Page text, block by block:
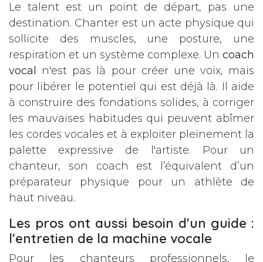
Le talent est un point de départ, pas une
destination. Chanter est un acte physique qui
sollicite des muscles, une posture, une
respiration et un système complexe. Un coach
vocal
n'est pas là pour créer une voix, mais
pour libérer le potentiel qui est déjà là. Il aide
à construire des fondations solides, à corriger
les mauvaises habitudes qui peuvent abîmer
les cordes vocales et à exploiter pleinement la
palette expressive de l'artiste. Pour un
chanteur, son coach est l’équivalent d’un
préparateur physique pour un athlète de
haut niveau.
Les pros ont aussi besoin d'un guide :
l'entretien de la machine vocale
Pour les chanteurs professionnels, le